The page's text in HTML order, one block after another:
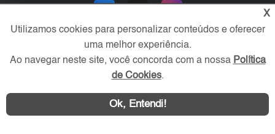
Área exclusiva aos anunciantes,
acesse sua conta:
X
Utilizamos cookies para personalizar conteúdos e oferecer
uma melhor experiência.
Ao navegar neste site, você concorda com a nossa Política
de Cookies.
Ok, Entendi!